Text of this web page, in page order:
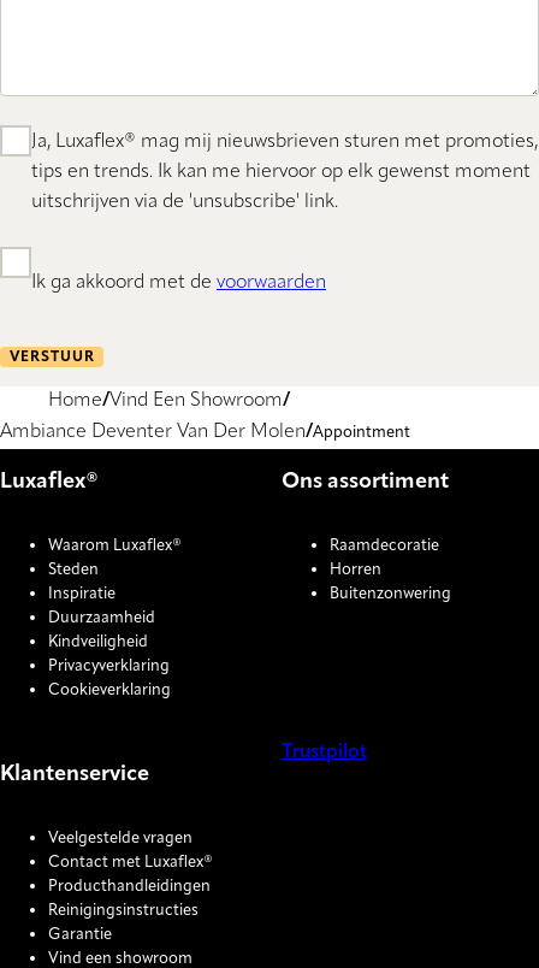
Ja, Luxaflex® mag mij nieuwsbrieven sturen met promoties,
tips en trends. Ik kan me hiervoor op elk gewenst moment
uitschrijven via de 'unsubscribe' link.
Ik ga akkoord met de voorwaarden
VERSTUUR
Home Vind Een Showroom
Ambiance Deventer Van Der Molen Appointment
Luxaflex®
Waarom Luxaflex®
Steden
Inspiratie
Duurzaamheid
Kindveiligheid
Privacyverklaring
Cookieverklaring
Ons assortiment
Raamdecoratie
Horren
Buitenzonwering
Klantenservice
Veelgestelde vragen
Contact met Luxaflex®
Producthandleidingen
Reinigingsinstructies
Garantie
Vind een showroom
Trustpilot